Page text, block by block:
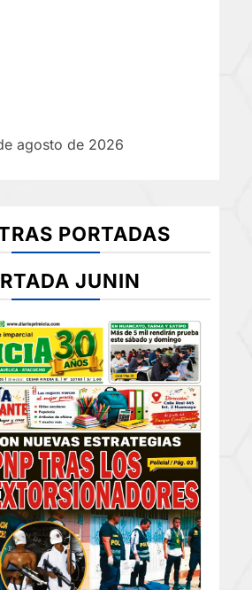
agosto de 2026
PORTADAS
JUNIN